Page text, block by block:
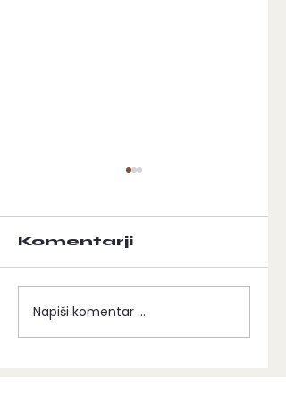
VIZIJA
Komentarji
Napiši komentar ...